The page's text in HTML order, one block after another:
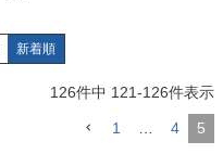
新着順
126件中 121-126件表示
1 4 5